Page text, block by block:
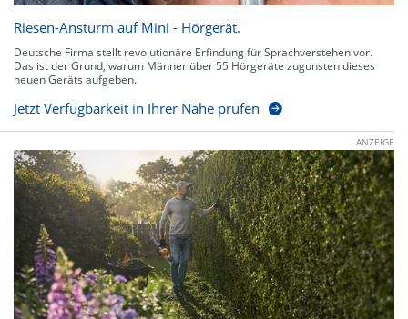
Riesen-Ansturm auf Mini - Hörgerät.
Deutsche Firma stellt revolutionäre Erfindung für Sprachverstehen vor.
Das ist der Grund, warum Männer über 55 Hörgeräte zugunsten dieses
neuen Geräts aufgeben.
Jetzt Verfügbarkeit in Ihrer Nähe prüfen
ANZEIGE